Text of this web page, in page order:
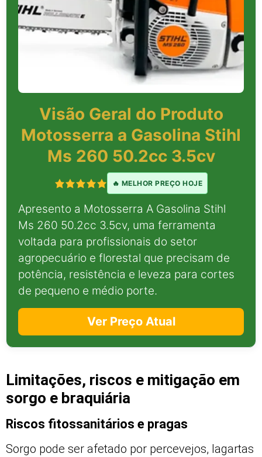
Visão Geral do Produto
Motosserra a Gasolina Stihl
Ms 260 50.2cc 3.5cv
🔥 MELHOR PREÇO HOJE
Apresento a Motosserra A Gasolina Stihl
Ms 260 50.2cc 3.5cv, uma ferramenta
voltada para profissionais do setor
agropecuário e florestal que precisam de
potência, resistência e leveza para cortes
de pequeno e médio porte.
Ver Preço Atual
Limitações, riscos e mitigação em
sorgo e braquiária
Riscos fitossanitários e pragas
Sorgo pode ser afetado por percevejos, lagartas